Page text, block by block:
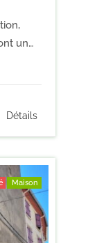
un…
Détails
Maison